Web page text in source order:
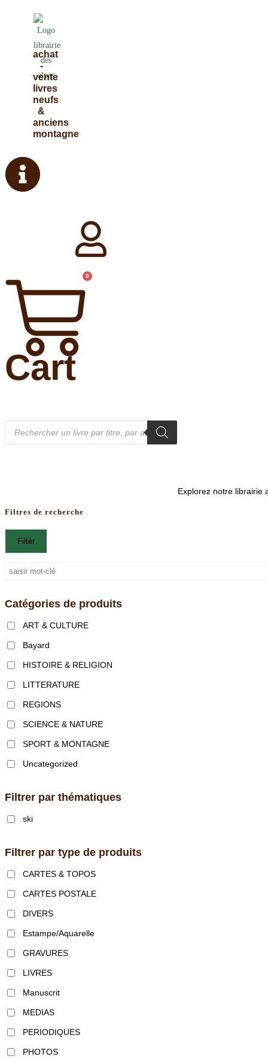
achat
-
vente
livres
neufs
&
anciens
montagne
0
Cart
Recherche
Explorez notre librairie
Filtres de recherche
Filter
Catégories de produits
ART & CULTURE
Bayard
HISTOIRE & RELIGION
LITTERATURE
REGIONS
SCIENCE & NATURE
SPORT & MONTAGNE
Uncategorized
Filtrer par thématiques
ski
Filtrer par type de produits
CARTES & TOPOS
CARTES POSTALE
DIVERS
Estampe/Aquarelle
GRAVURES
LIVRES
Manuscrit
MEDIAS
PERIODIQUES
PHOTOS